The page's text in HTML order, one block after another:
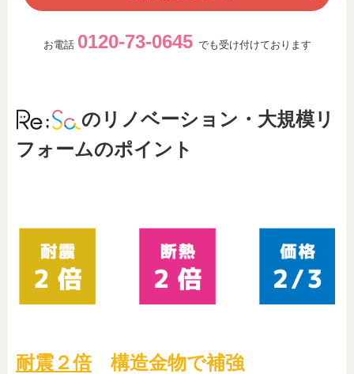
お電話 0120-73-0645 でも受け付けております
のリノベーション・大規模リ
フォームのポイント
耐震２倍構造金物で補強